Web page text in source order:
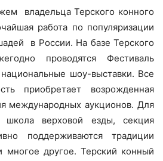
владельца Терского конного
работа по популяризации
в России. На базе Терского
проводятся Фестиваль
шоу-выставки. Все
приобретает возрожденная
международных аукционов. Для
школа верховой езды, секция
поддерживаются традиции
многое другое. Терский конный